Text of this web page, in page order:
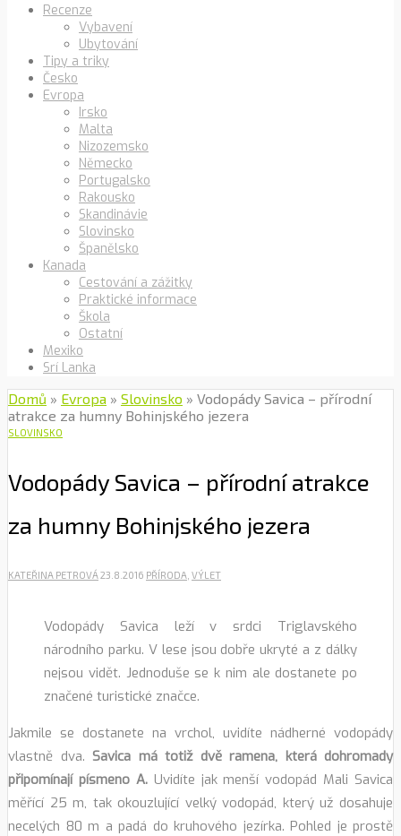
Recenze
Vybavení
Ubytování
Tipy a triky
Česko
Evropa
Irsko
Malta
Nizozemsko
Německo
Portugalsko
Rakousko
Skandinávie
Slovinsko
Španělsko
Kanada
Cestování a zážitky
Praktické informace
Škola
Ostatní
Mexiko
Srí Lanka
Domů » Evropa » Slovinsko » Vodopády Savica – přírodní
atrakce za humny Bohinjského jezera
SLOVINSKO
Vodopády Savica – přírodní atrakce
za humny Bohinjského jezera
KATEŘINA PETROVÁ 23.8.2016 PŘÍRODA VÝLET
Vodopády Savica leží v srdci Triglavského
národního parku. V lese jsou dobře ukryté a z dálky
nejsou vidět. Jednoduše se k nim ale dostanete po
značené turistické značce.
Jakmile se dostanete na vrchol, uvidíte nádherné vodopády
vlastně dva. Savica má totiž dvě ramena, která dohromady
připomínají písmeno A.Uvidíte jak menší vodopád Mali Savica
měřící 25 m, tak okouzlující velký vodopád, který už dosahuje
necelých 80 m a padá do kruhového jezírka. Pohled je prostě